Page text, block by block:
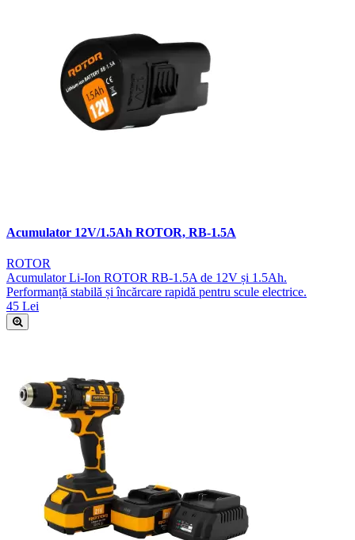
Acumulator 12V/1.5Ah ROTOR, RB-1.5A
ROTOR
Acumulator Li-Ion ROTOR RB-1.5A de 12V și 1.5Ah.
Performanță stabilă și încărcare rapidă pentru scule electrice.
45 Lei